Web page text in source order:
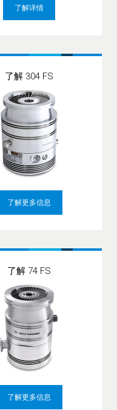
了解详情
了解 304 FS
了解更多信息
了解 74 FS
了解更多信息